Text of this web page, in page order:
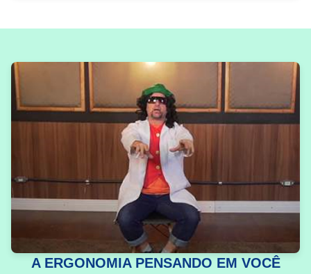
A ERGONOMIA PENSANDO EM VOCÊ